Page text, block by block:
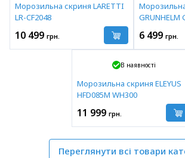
Морозильна скриня LARETTI
LR-CF2048
10 499 грн.
GRUNHELM
6 499 грн.
В наявності
Морозильна скриня ELEYUS
HFD085M WH300
11 999 грн.
Переглянути всі товари